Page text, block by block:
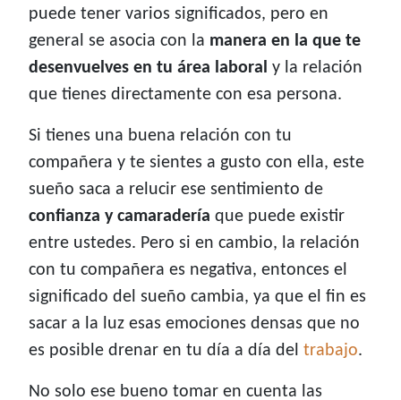
puede tener varios significados, pero en
general se asocia con la manera en la que te
desenvuelves en tu área laboral y la relación
que tienes directamente con esa persona.
Si tienes una buena relación con tu
compañera y te sientes a gusto con ella, este
sueño saca a relucir ese sentimiento de
confianza y camaradería que puede existir
entre ustedes. Pero si en cambio, la relación
con tu compañera es negativa, entonces el
significado del sueño cambia, ya que el fin es
sacar a la luz esas emociones densas que no
es posible drenar en tu día a día del trabajo.
No solo ese bueno tomar en cuenta las